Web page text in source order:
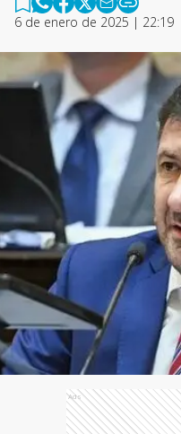
6 de enero de 2025 | 22:19
Ads